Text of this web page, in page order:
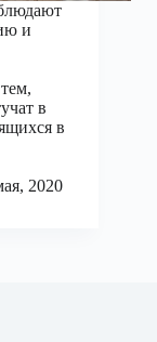
и
в
в
2020